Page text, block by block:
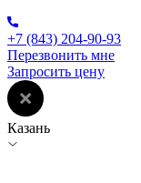
+7 (843) 204-90-93
Перезвонить мне
Запросить цену
Казань